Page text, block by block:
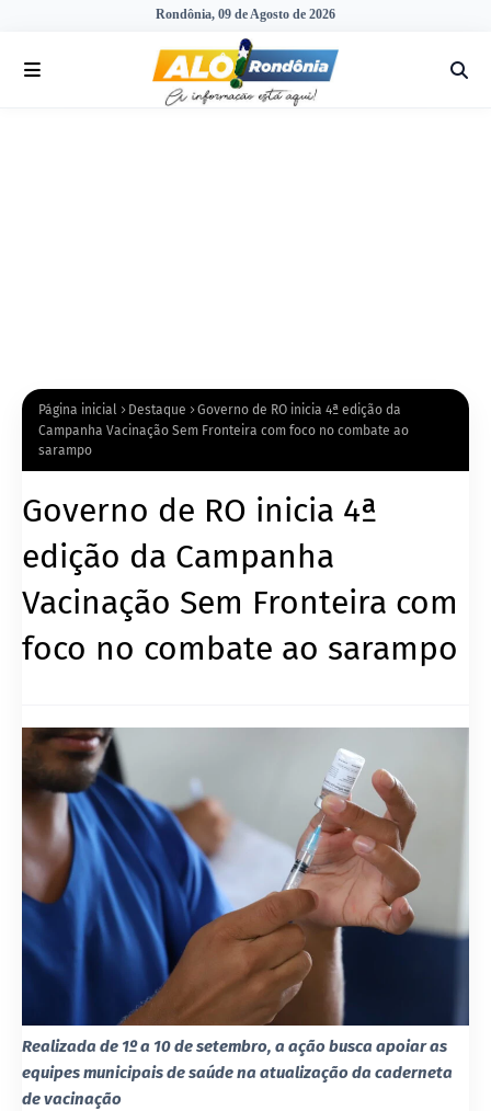
Rondônia, 09 de Agosto de 2026
Página inicial Destaque
Governo de RO inicia 4ª edição da
Campanha Vacinação Sem Fronteira com foco no combate ao
sarampo
Governo de RO inicia 4ª
edição da Campanha
Vacinação Sem Fronteira com
foco no combate ao sarampo
Realizada de 1º a 10 de setembro, a ação busca apoiar as
equipes municipais de saúde na atualização da caderneta
de vacinação